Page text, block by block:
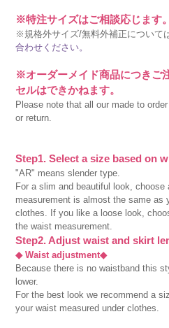
※特注サイズはご相談応じます。
※規格外サイズ/無料外補正について
合わせください。
※オーダーメイド商品につきご
セルはできかねます。
Please note that all our made to
or return.
Step1. Select a size based on
"AR" means slender type.
For a slim and beautiful look, choose
measurement is almost the same as
clothes. If you like a loose look,
the waist measurement.
Step2. Adjust waist and skirt
◆ Waist adjustment◆
Because there is no waistband this
lower.
For the best look we recommend a
your waist measured under clothes.